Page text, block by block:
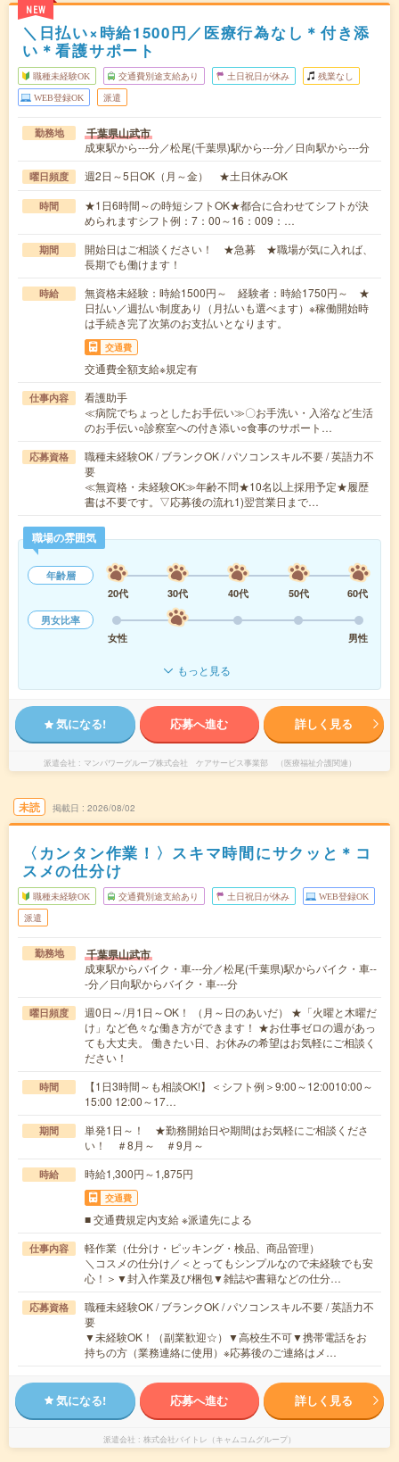
NEW
＼日払い×時給1500円／医療行為なし＊付き添
い＊看護サポート
職種未経験OK 交通費別途支給あり 土日祝日が休み 残業なし
WEB登録OK 派遣
勤務地 千葉県山武市
成東駅から---分／松尾(千葉県)駅から---分／日向駅から---分
曜日頻度 週2日～5日OK（月～金） ★土日休みOK
時間
★1日6時間～の時短シフトOK★都合に合わせてシフトが決
められますシフト例：7：00～16：009：…
期間
開始日はご相談ください！ ★急募 ★職場が気に入れば、
長期でも働けます！
時給
無資格未経験：時給1500円～ 経験者：時給1750円～ ★
日払い／週払い制度あり（月払いも選べます）※稼働開始時
は手続き完了次第のお支払いとなります。
交通費
交通費全額支給※規定有
仕事内容
看護助手
≪病院でちょっとしたお手伝い≫〇お手洗い・入浴など生活
のお手伝い○診察室への付き添い○食事のサポート…
応募資格
職種未経験OK / ブランクOK / パソコンスキル不要 / 英語力不
要
≪無資格・未経験OK≫年齢不問★10名以上採用予定★履歴
書は不要です。▽応募後の流れ1)翌営業日まで…
職場の雰囲気
年齢層
20代
30代 40代 50代
60代
男女比率
女性
男性
もっと見る
気になる! 応募へ進む 詳しく見る
派遣会社 マンパワーグループ株式会社 ケアサービス事業部 （医療福祉介護関連）
未読 掲載日 2026/08/02
〈カンタン作業！〉スキマ時間にサクッと＊コ
スメの仕分け
職種未経験OK 交通費別途支給あり 土日祝日が休み WEB登録OK
派遣
勤務地 千葉県山武市
成東駅からバイク・車---分／松尾(千葉県)駅からバイク・車--
-分／日向駅からバイク・車---分
曜日頻度
週0日～/月1日～OK！ （月～日のあいだ） ★「火曜と木曜だ
け」など色々な働き方ができます！ ★お仕事ゼロの週があっ
ても大丈夫。 働きたい日、お休みの希望はお気軽にご相談く
ださい！
時間
【1日3時間～も相談OK!】＜シフト例＞9:00～12:0010:00～
15:00 12:00～17…
期間
単発1日～！ ★勤務開始日や期間はお気軽にご相談くださ
い！ ＃8月～ ＃9月～
時給 時給1,300円～1,875円
交通費
■ 交通費規定内支給 ※派遣先による
仕事内容
軽作業（仕分け・ピッキング・検品、商品管理）
＼コスメの仕分け／＜とってもシンプルなので未経験でも安
心！＞▼封入作業及び梱包▼雑誌や書籍などの仕分…
応募資格
職種未経験OK / ブランクOK / パソコンスキル不要 / 英語力不
要
▼未経験OK！（副業歓迎☆）▼高校生不可▼携帯電話をお
持ちの方（業務連絡に使用）※応募後のご連絡はメ…
気になる! 応募へ進む 詳しく見る
派遣会社 株式会社バイトレ（キャムコムグループ）